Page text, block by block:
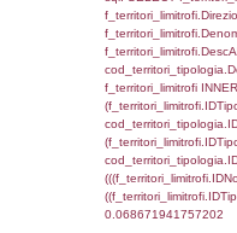
sql:
sql: